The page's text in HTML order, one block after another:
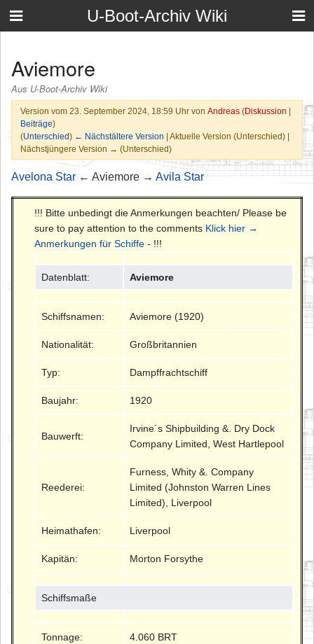
U-Boot-Archiv Wiki
Aviemore
Aus U-Boot-Archiv Wiki
Version vom 23. September 2024, 18:59 Uhr von Andreas (Diskussion |
Beiträge)
(Unterschied) ← Nächstältere Version | Aktuelle Version (Unterschied) |
Nächstjüngere Version → (Unterschied)
Avelona Star ← Aviemore → Avila Star
!!! Bitte unbedingt die Anmerkungen beachten/ Please be
sure to pay attention to the comments Klick hier →
Anmerkungen für Schiffe - !!!
Datenblatt: Aviemore
Schiffsnamen: Aviemore (1920)
Nationalität: Großbritannien
Typ: Dampffrachtschiff
Baujahr: 1920
Bauwerft:
Irvine´s Shipbuilding &. Dry Dock
Company Limited, West Hartlepool
Reederei:
Furness, Whity &. Company
Limited (Johnston Warren Lines
Limited), Liverpool
Heimathafen: Liverpool
Kapitän: Morton Forsythe
Schiffsmaße
Tonnage: 4.060 BRT